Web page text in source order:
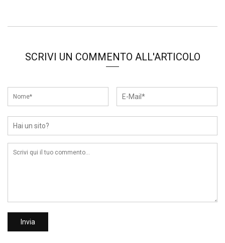
SCRIVI UN COMMENTO ALL'ARTICOLO